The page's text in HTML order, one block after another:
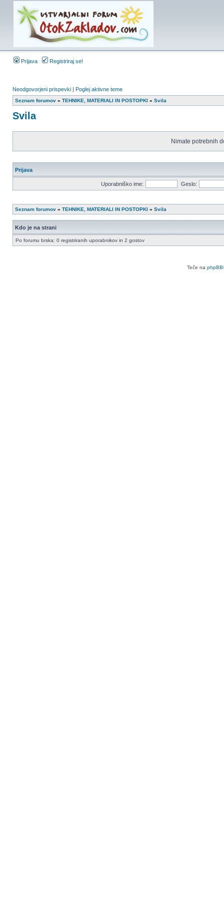
Prijava Registriraj se!
Neodgovorjeni prispevki | Poglej aktivne teme
Seznam forumov » TEHNIKE, MATERIALI IN POSTOPKI » Svila
Svila
Nimate potrebnih
Prijava
Uporabniško ime: Geslo:
Seznam forumov » TEHNIKE, MATERIALI IN POSTOPKI » Svila
Kdo je na strani
Po forumu brska: 0 registriranih uporabnikov in 2 gostov
Teče na phpBB